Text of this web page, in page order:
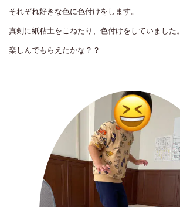
それぞれ好きな色に色付けをします。
真剣に紙粘土をこねたり、色付けをしていました。
楽しんでもらえたかな？？